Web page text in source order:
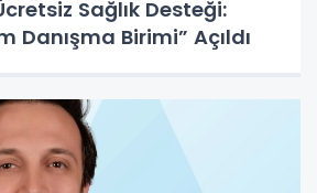
Sağlık Desteği:
Danışma Birimi” Açıldı